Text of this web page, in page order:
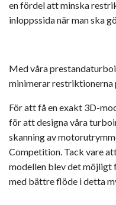
en fördel att minska
inloppssida när man ska
Med våra
minimerar restriktionerna
För att få en exakt 3D-
för att designa våra
skanning av
Competition. Tack vare
modellen blev det möjligt
med bättre flöde i detta